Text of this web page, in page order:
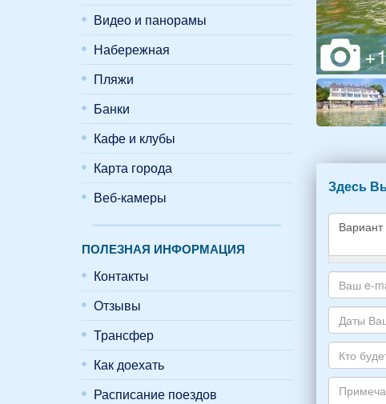
Видео и панорамы
Набережная
Пляжи
Банки
Кафе и клубы
Карта города
Веб-камеры
ПОЛЕЗНАЯ ИНФОРМАЦИЯ
Контакты
Отзывы
Трансфер
Как доехать
Расписание поездов
Здесь
Какое
жилье
хотите
снять,
укажите
НОМЕР
варианта:
Ваш
адрес
почты
*
Даты
Вашего
отдыха:
прибытия
Кто
будет